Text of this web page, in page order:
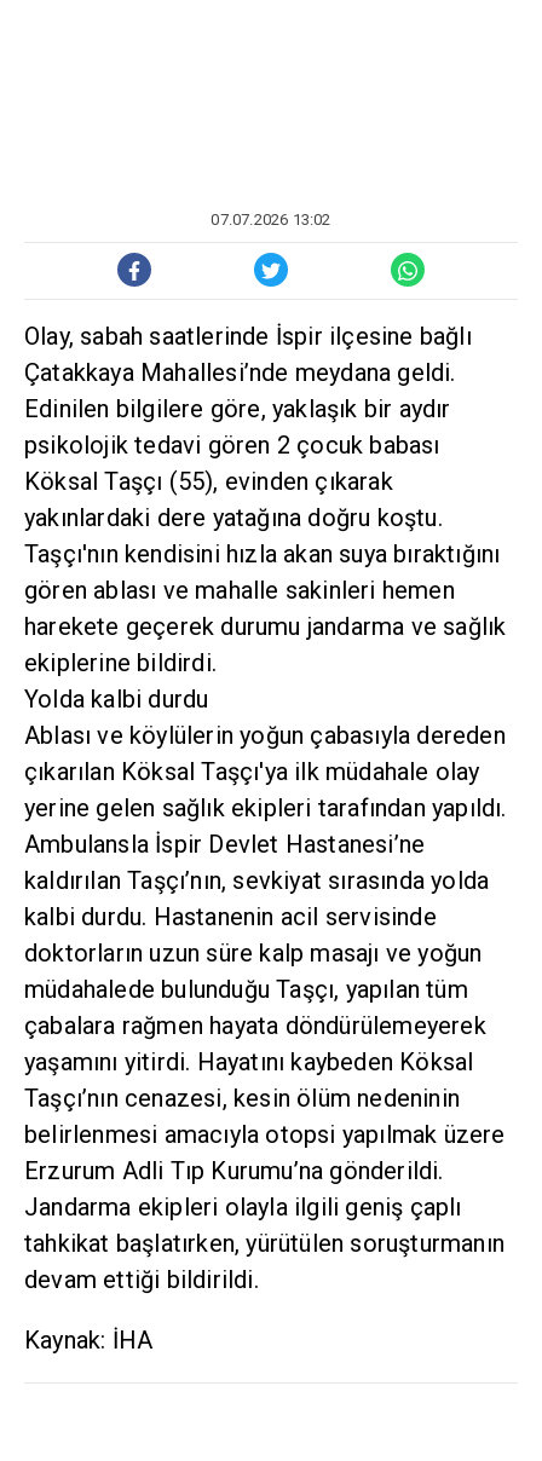
07.07.2026 13:02
Olay, sabah saatlerinde İspir ilçesine bağlı
Çatakkaya Mahallesi’nde meydana geldi.
Edinilen bilgilere göre, yaklaşık bir aydır
psikolojik tedavi gören 2 çocuk babası
Köksal Taşçı (55), evinden çıkarak
yakınlardaki dere yatağına doğru koştu.
Taşçı'nın kendisini hızla akan suya bıraktığını
gören ablası ve mahalle sakinleri hemen
harekete geçerek durumu jandarma ve sağlık
ekiplerine bildirdi.
Yolda kalbi durdu
Ablası ve köylülerin yoğun çabasıyla dereden
çıkarılan Köksal Taşçı'ya ilk müdahale olay
yerine gelen sağlık ekipleri tarafından yapıldı.
Ambulansla İspir Devlet Hastanesi’ne
kaldırılan Taşçı’nın, sevkiyat sırasında yolda
kalbi durdu. Hastanenin acil servisinde
doktorların uzun süre kalp masajı ve yoğun
müdahalede bulunduğu Taşçı, yapılan tüm
çabalara rağmen hayata döndürülemeyerek
yaşamını yitirdi. Hayatını kaybeden Köksal
Taşçı’nın cenazesi, kesin ölüm nedeninin
belirlenmesi amacıyla otopsi yapılmak üzere
Erzurum Adli Tıp Kurumu’na gönderildi.
Jandarma ekipleri olayla ilgili geniş çaplı
tahkikat başlatırken, yürütülen soruşturmanın
devam ettiği bildirildi.
Kaynak: İHA